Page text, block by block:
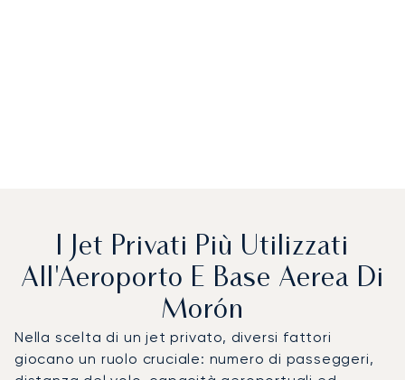
I Jet Privati Più Utilizzati
All'Aeroporto E Base Aerea Di
Morón
Nella scelta di un jet privato, diversi fattori
giocano un ruolo cruciale: numero di passeggeri,